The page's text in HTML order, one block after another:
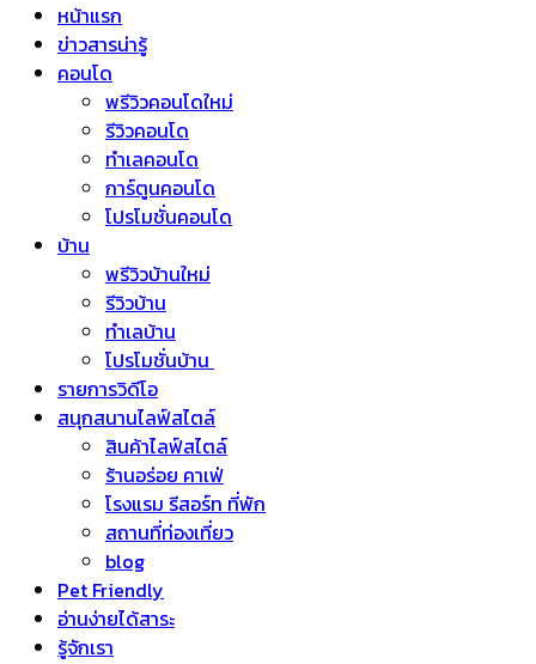
หน้าแรก
ข่าวสารน่ารู้
คอนโด
พรีวิวคอนโดใหม่
รีวิวคอนโด
ทำเลคอนโด
การ์ตูนคอนโด
โปรโมชั่นคอนโด
บ้าน
พรีวิวบ้านใหม่
รีวิวบ้าน
ทำเลบ้าน
โปรโมชั่นบ้าน
รายการวิดีโอ
สนุกสนานไลฟ์สไตล์
สินค้าไลฟ์สไตล์
ร้านอร่อย คาเฟ่
โรงแรม รีสอร์ท ที่พัก
สถานที่ท่องเที่ยว
blog
Pet Friendly
อ่านง่ายได้สาระ
รู้จักเรา